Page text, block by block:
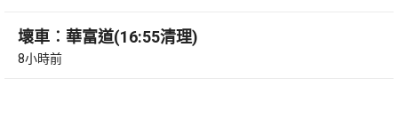
壞車︰華富道(16:55清理)
8小時前